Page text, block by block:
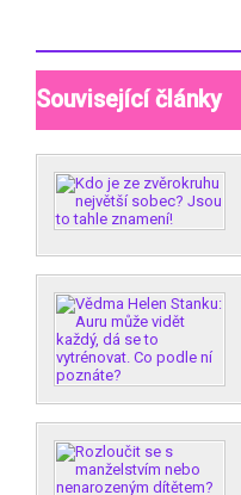
Související články